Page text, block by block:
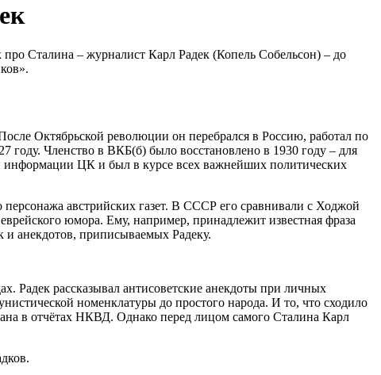
Сталина – журналист Карл Радек (Копель Собельсон) – до
Октябрьской революции он перебрался в Россию, работал по
году. Членство в ВКБ(б) было восстановлено в 1930 году – для
информации ЦК и был в курсе всех важнейших политических
австрийских газет. В СССР его сравнивали с Ходжой
юмора. Ему, например, принадлежит известная фраза
анекдотов, приписываемых Радеку.
Радек рассказывал антисоветские анекдоты при личных
номенклатуры до простого народа. И то, что сходило
в отчётах НКВД. Однако перед лицом самого Сталина Карл